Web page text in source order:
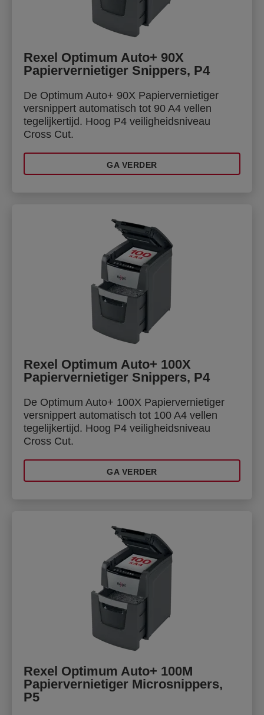
Rexel Optimum Auto+ 90X
Papiervernietiger Snippers, P4
De Optimum Auto+ 90X Papiervernietiger
versnippert automatisch tot 90 A4 vellen
tegelijkertijd. Hoog P4 veiligheidsniveau
Cross Cut.
GA VERDER
Rexel Optimum Auto+ 100X
Papiervernietiger Snippers, P4
De Optimum Auto+ 100X Papiervernietiger
versnippert automatisch tot 100 A4 vellen
tegelijkertijd. Hoog P4 veiligheidsniveau
Cross Cut.
GA VERDER
Rexel Optimum Auto+ 100M
Papiervernietiger Microsnippers,
P5